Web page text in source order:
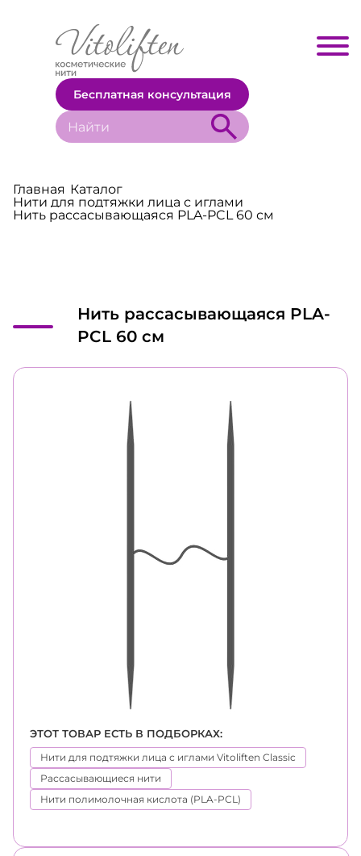
Бесплатная консультация
Главная Каталог
Нити для подтяжки лица с иглами
Нить рассасывающаяся PLA-PCL 60 см
Нить рассасывающаяся PLA-
PCL 60 см
ЭТОТ ТОВАР ЕСТЬ В ПОДБОРКАХ:
Нити для подтяжки лица с иглами Vitoliften Classic
Рассасывающиеся нити
Нити полимолочная кислота (PLA-PCL)